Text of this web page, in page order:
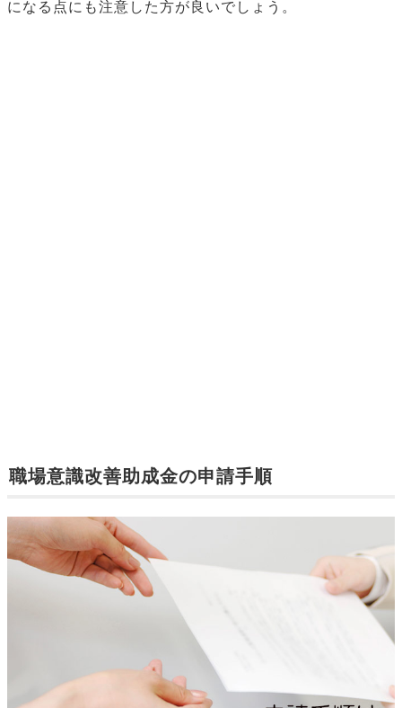
になる点にも注意した方が良いでしょう。
職場意識改善助成金の申請手順